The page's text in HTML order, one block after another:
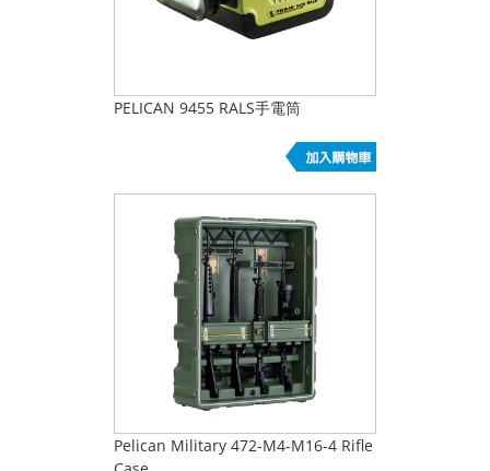
PELICAN 9455 RALS手電筒
Pelican Military 472-M4-M16-4 Rifle